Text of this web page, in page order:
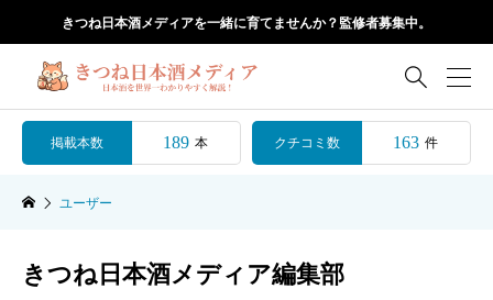
きつね日本酒メディアを一緒に育てませんか？監修者募集中。

掲載本数 189 本 クチコミ数 163 件
ユーザー
きつね日本酒メディア編集部